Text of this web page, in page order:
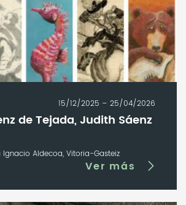
15/12/2025 – 25/04/2026
de Tejada, Judith Sáenz
Aldecoa, Vitoria-Gasteiz
Ver más